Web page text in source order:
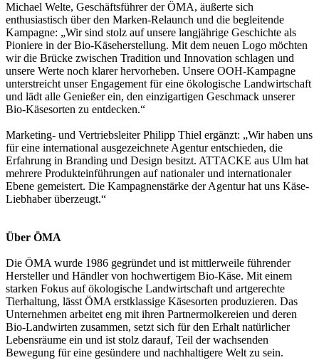
Michael Welte, Geschäftsführer der ÖMA, äußerte sich
enthusiastisch über den Marken-Relaunch und die begleitende
Kampagne: „Wir sind stolz auf unsere langjährige Geschichte als
Pioniere in der Bio-Käseherstellung. Mit dem neuen Logo möchten
wir die Brücke zwischen Tradition und Innovation schlagen und
unsere Werte noch klarer hervorheben. Unsere OOH-Kampagne
unterstreicht unser Engagement für eine ökologische Landwirtschaft
und lädt alle Genießer ein, den einzigartigen Geschmack unserer
Bio-Käsesorten zu entdecken.“
Marketing- und Vertriebsleiter Philipp Thiel ergänzt: „Wir haben uns
für eine international ausgezeichnete Agentur entschieden, die
Erfahrung in Branding und Design besitzt. ATTACKE aus Ulm hat
mehrere Produkteinführungen auf nationaler und internationaler
Ebene gemeistert. Die Kampagnenstärke der Agentur hat uns Käse-
Liebhaber überzeugt.“
Über ÖMA
Die ÖMA wurde 1986 gegründet und ist mittlerweile führender
Hersteller und Händler von hochwertigem Bio-Käse. Mit einem
starken Fokus auf ökologische Landwirtschaft und artgerechte
Tierhaltung, lässt ÖMA erstklassige Käsesorten produzieren. Das
Unternehmen arbeitet eng mit ihren Partnermolkereien und deren
Bio-Landwirten zusammen, setzt sich für den Erhalt natürlicher
Lebensräume ein und ist stolz darauf, Teil der wachsenden
Bewegung für eine gesündere und nachhaltigere Welt zu sein.